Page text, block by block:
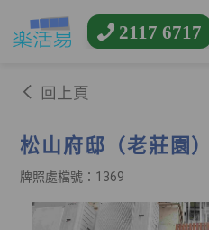
2117 6717
回上頁
松山府邸（老莊園
牌照處檔號：1369